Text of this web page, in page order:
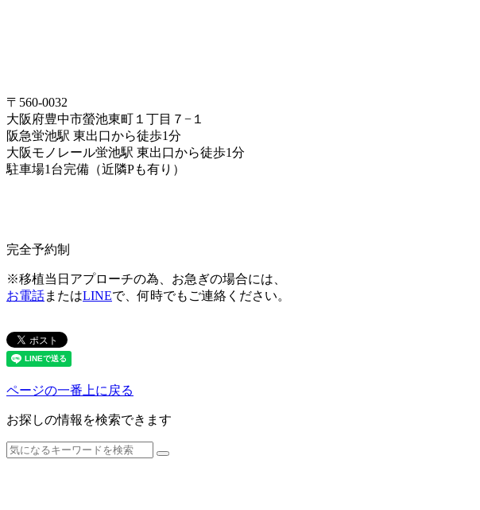
〒560-0032
大阪府豊中市螢池東町１丁目７−１
阪急蛍池駅 東出口から徒歩1分
大阪モノレール蛍池駅 東出口から徒歩1分
駐車場1台完備（近隣Pも有り）
完全予約制
※移植当日アプローチの為、お急ぎの場合には、
お電話またはLINEで、何時でもご連絡ください。
ページの一番上に戻る
お探しの情報を検索できます